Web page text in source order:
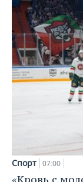
Спорт 07:00